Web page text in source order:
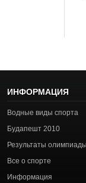
ИНФОРМАЦИЯ
Водные виды спорта
Будапешт 2010
Результаты олимпиады
Все о спорте
Информация